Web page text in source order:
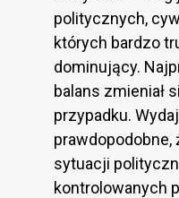
politycznych,
których bardzo
dominujący.
balans zmieniał
przypadku.
prawdopodobne,
sytuacji
kontrolowanych